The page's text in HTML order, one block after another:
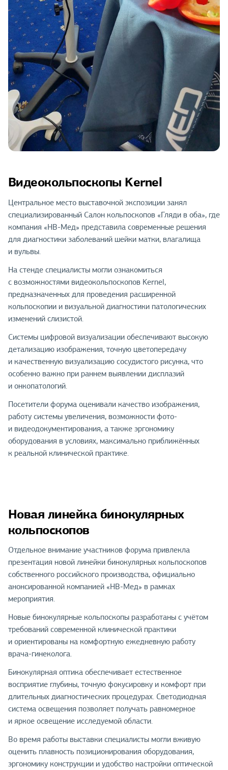
Видеокольпоскопы Kernel
Центральное место выставочной экспозиции занял
специализированный Салон кольпоскопов «Гляди в оба», где
компания «НВ-Мед» представила современные решения
для диагностики заболеваний шейки матки, влагалища
и вульвы.
На стенде специалисты могли ознакомиться
с возможностями видеокольпоскопов Kernel,
предназначенных для проведения расширенной
кольпоскопии и визуальной диагностики патологических
изменений слизистой.
Системы цифровой визуализации обеспечивают высокую
детализацию изображения, точную цветопередачу
и качественную визуализацию сосудистого рисунка, что
особенно важно при раннем выявлении дисплазий
и онкопатологий.
Посетители форума оценивали качество изображения,
работу системы увеличения, возможности фото-
и видеодокументирования, а также эргономику
оборудования в условиях, максимально приближённых
к реальной клинической практике.
Новая линейка бинокулярных
кольпоскопов
Отдельное внимание участников форума привлекла
презентация новой линейки бинокулярных кольпоскопов
собственного российского производства, официально
анонсированной компанией «НВ-Мед» в рамках
мероприятия.
Новые бинокулярные кольпоскопы разработаны с учётом
требований современной клинической практики
и ориентированы на комфортную ежедневную работу
врача-гинеколога.
Бинокулярная оптика обеспечивает естественное
восприятие глубины, точную фокусировку и комфорт при
длительных диагностических процедурах. Светодиодная
система освещения позволяет получать равномерное
и яркое освещение исследуемой области.
Во время работы выставки специалисты могли вживую
оценить плавность позиционирования оборудования,
эргономику конструкции и удобство настройки оптической